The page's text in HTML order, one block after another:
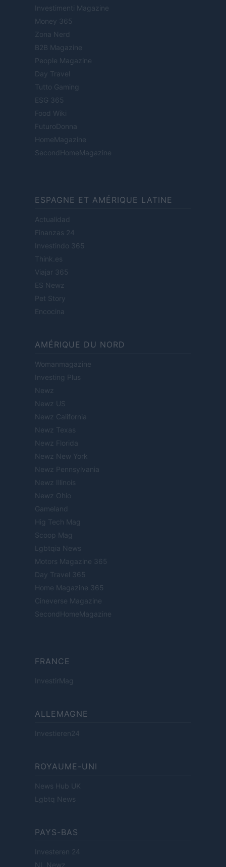
Investimenti Magazine
Money 365
Zona Nerd
B2B Magazine
People Magazine
Day Travel
Tutto Gaming
ESG 365
Food Wiki
FuturoDonna
HomeMagazine
SecondHomeMagazine
ESPAGNE ET AMÉRIQUE LATINE
Actualidad
Finanzas 24
Investindo 365
Think.es
Viajar 365
ES Newz
Pet Story
Encocina
AMÉRIQUE DU NORD
Womanmagazine
Investing Plus
Newz
Newz US
Newz California
Newz Texas
Newz Florida
Newz New York
Newz Pennsylvania
Newz Illinois
Newz Ohio
Gameland
Hig Tech Mag
Scoop Mag
Lgbtqia News
Motors Magazine 365
Day Travel 365
Home Magazine 365
Cineverse Magazine
SecondHomeMagazine
FRANCE
InvestirMag
ALLEMAGNE
Investieren24
ROYAUME-UNI
News Hub UK
Lgbtq News
PAYS-BAS
Investeren 24
NL Newz